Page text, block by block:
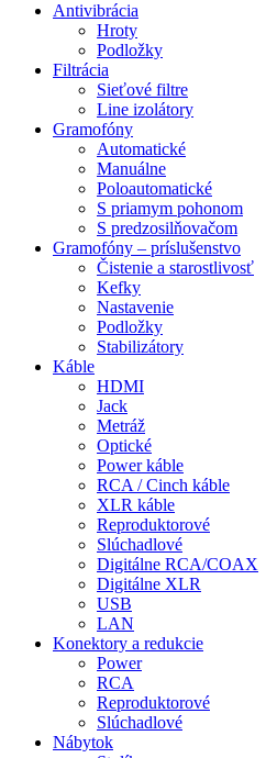
Antivibrácia
Hroty
Podložky
Filtrácia
Sieťové filtre
Line izolátory
Gramofóny
Automatické
Manuálne
Poloautomatické
S priamym pohonom
S predzosilňovačom
Gramofóny – príslušenstvo
Čistenie a starostlivosť
Kefky
Nastavenie
Podložky
Stabilizátory
Káble
HDMI
Jack
Metráž
Optické
Power káble
RCA / Cinch káble
XLR káble
Reproduktorové
Slúchadlové
Digitálne RCA/COAX
Digitálne XLR
USB
LAN
Konektory a redukcie
Power
RCA
Reproduktorové
Slúchadlové
Nábytok